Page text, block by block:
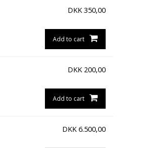
DKK 350,00
Add to cart
DKK 200,00
Add to cart
DKK 6.500,00